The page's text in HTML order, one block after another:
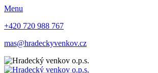
Menu
+420 720 988 767
mas@hradeckyvenkov.cz